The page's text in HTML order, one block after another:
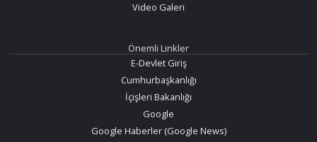
Video Galeri
Önemli Linkler
E-Devlet Giriş
Cumhurbaşkanlığı
İçişleri Bakanlığı
Google
Google Haberler (Google News)